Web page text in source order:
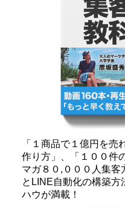
「１商品で１億円を売
作り方」、「１００件
マガ８０,０００人集客
とLINE自動化の構築方
ハウが満載！